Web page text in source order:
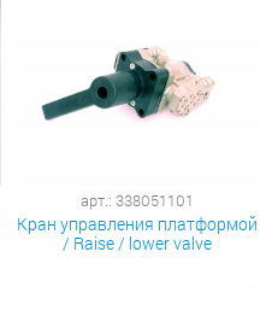
арт.: 338051101
Кран управления платформой
/ Raise / lower valve